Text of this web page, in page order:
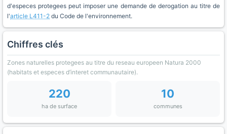
d'especes protegees peut imposer une demande de derogation au titre de
l'article L411-2 du Code de l'environnement.
Chiffres clés
Zones naturelles protegees au titre du reseau europeen Natura 2000
(habitats et especes d’interet communautaire).
220
ha de surface
10
communes